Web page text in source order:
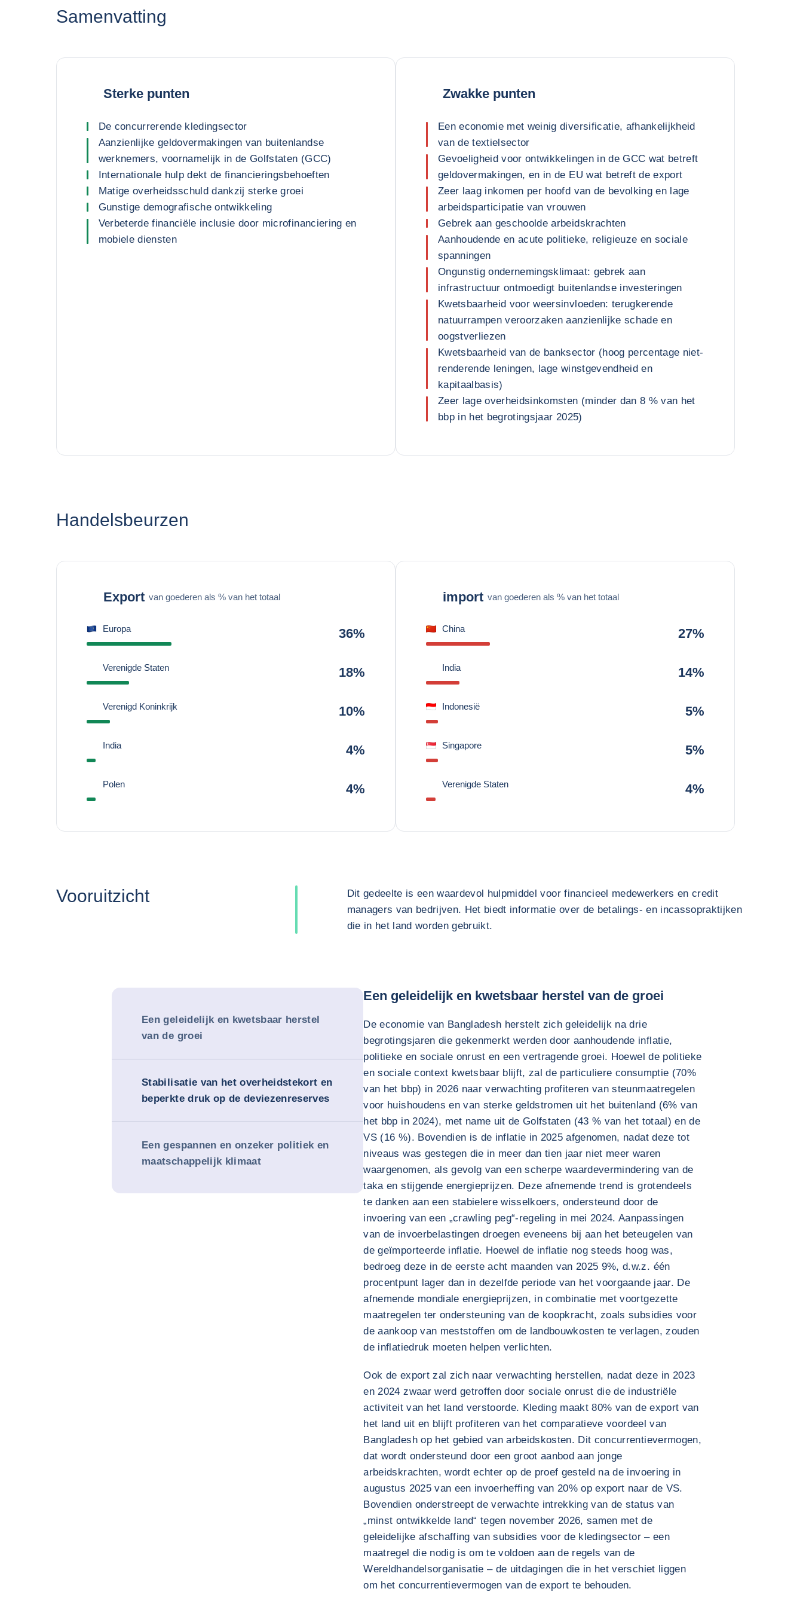
Samenvatting
Sterke punten
De concurrerende kledingsector
Aanzienlijke geldovermakingen van buitenlandse
werknemers, voornamelijk in de Golfstaten (GCC)
Internationale hulp dekt de financieringsbehoeften
Matige overheidsschuld dankzij sterke groei
Gunstige demografische ontwikkeling
Verbeterde financiële inclusie door microfinanciering en
mobiele diensten
Zwakke punten
Een economie met weinig diversificatie, afhankelijkheid
van de textielsector
Gevoeligheid voor ontwikkelingen in de GCC wat betreft
geldovermakingen, en in de EU wat betreft de export
Zeer laag inkomen per hoofd van de bevolking en lage
arbeidsparticipatie van vrouwen
Gebrek aan geschoolde arbeidskrachten
Aanhoudende en acute politieke, religieuze en sociale
spanningen
Ongunstig ondernemingsklimaat: gebrek aan
infrastructuur ontmoedigt buitenlandse investeringen
Kwetsbaarheid voor weersinvloeden: terugkerende
natuurrampen veroorzaken aanzienlijke schade en
oogstverliezen
Kwetsbaarheid van de banksector (hoog percentage niet-
renderende leningen, lage winstgevendheid en
kapitaalbasis)
Zeer lage overheidsinkomsten (minder dan 8 % van het
bbp in het begrotingsjaar 2025)
Handelsbeurzen
Export van goederen als % van het totaal
Europa 36%
Verenigde Staten 18%
Verenigd Koninkrijk 10%
India 4%
Polen 4%
import van goederen als % van het totaal
China 27%
India 14%
Indonesië 5%
Singapore 5%
Verenigde Staten 4%
Vooruitzicht
Dit gedeelte is een waardevol hulpmiddel voor financieel medewerkers en credit
managers van bedrijven. Het biedt informatie over de betalings- en incassopraktijken
die in het land worden gebruikt.
Een geleidelijk en kwetsbaar herstel
van de groei
Stabilisatie van het overheidstekort en
beperkte druk op de deviezenreserves
Een gespannen en onzeker politiek en
maatschappelijk klimaat
Een geleidelijk en kwetsbaar herstel van de groei
De economie van Bangladesh herstelt zich geleidelijk na drie
begrotingsjaren die gekenmerkt werden door aanhoudende inflatie,
politieke en sociale onrust en een vertragende groei. Hoewel de politieke
en sociale context kwetsbaar blijft, zal de particuliere consumptie (70%
van het bbp) in 2026 naar verwachting profiteren van steunmaatregelen
voor huishoudens en van sterke geldstromen uit het buitenland (6% van
het bbp in 2024), met name uit de Golfstaten (43 % van het totaal) en de
VS (16 %). Bovendien is de inflatie in 2025 afgenomen, nadat deze tot
niveaus was gestegen die in meer dan tien jaar niet meer waren
waargenomen, als gevolg van een scherpe waardevermindering van de
taka en stijgende energieprijzen. Deze afnemende trend is grotendeels
te danken aan een stabielere wisselkoers, ondersteund door de
invoering van een „crawling peg“-regeling in mei 2024. Aanpassingen
van de invoerbelastingen droegen eveneens bij aan het beteugelen van
de geïmporteerde inflatie. Hoewel de inflatie nog steeds hoog was,
bedroeg deze in de eerste acht maanden van 2025 9%, d.w.z. één
procentpunt lager dan in dezelfde periode van het voorgaande jaar. De
afnemende mondiale energieprijzen, in combinatie met voortgezette
maatregelen ter ondersteuning van de koopkracht, zoals subsidies voor
de aankoop van meststoffen om de landbouwkosten te verlagen, zouden
de inflatiedruk moeten helpen verlichten.
Ook de export zal zich naar verwachting herstellen, nadat deze in 2023
en 2024 zwaar werd getroffen door sociale onrust die de industriële
activiteit van het land verstoorde. Kleding maakt 80% van de export van
het land uit en blijft profiteren van het comparatieve voordeel van
Bangladesh op het gebied van arbeidskosten. Dit concurrentievermogen,
dat wordt ondersteund door een groot aanbod aan jonge
arbeidskrachten, wordt echter op de proef gesteld na de invoering in
augustus 2025 van een invoerheffing van 20% op export naar de VS.
Bovendien onderstreept de verwachte intrekking van de status van
„minst ontwikkelde land“ tegen november 2026, samen met de
geleidelijke afschaffing van subsidies voor de kledingsector – een
maatregel die nodig is om te voldoen aan de regels van de
Wereldhandelsorganisatie – de uitdagingen die in het verschiet liggen
om het concurrentievermogen van de export te behouden.